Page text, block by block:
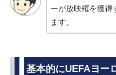
ーが放映権を獲得
ます。
基本的にUEFAヨー